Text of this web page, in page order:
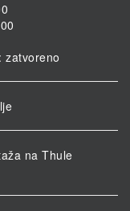
zatvoreno
na Thule